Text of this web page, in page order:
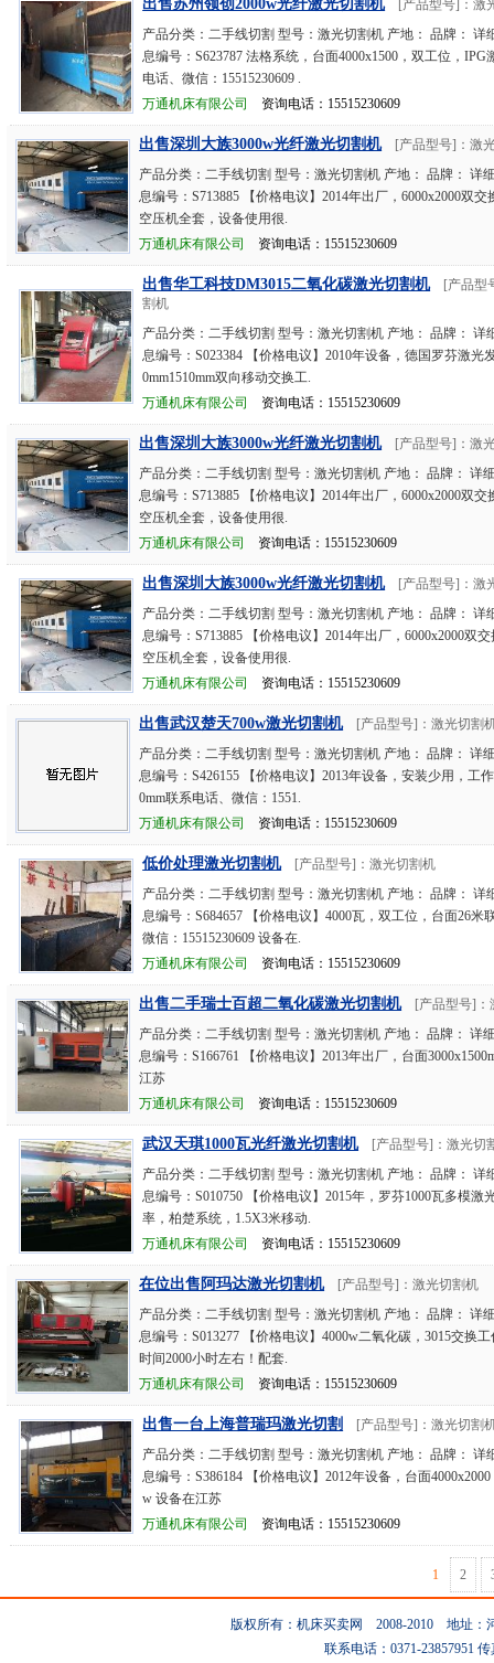
出售苏州领创2000w光纤激光切割机
[产品型号]：激
产品分类：二手线切割 型号：激光切割机 产地： 品牌： 详
息编号：S623787 法格系统，台面4000x1500，双工位，IPG
电话、微信：15515230609 .
万通机床有限公司
资询电话：15515230609
出售深圳大族3000w光纤激光切割机
[产品型号]：激
产品分类：二手线切割 型号：激光切割机 产地： 品牌： 详
息编号：S713885 【价格电议】2014年出厂，6000x2000双交
空压机全套，设备使用很.
万通机床有限公司
资询电话：15515230609
出售华工科技DM3015二氧化碳激光切割机
[产品型
割机
产品分类：二手线切割 型号：激光切割机 产地： 品牌： 详
息编号：S023384 【价格电议】2010年设备，德国罗芬激光
0mm1510mm双向移动交换工.
万通机床有限公司
资询电话：15515230609
出售深圳大族3000w光纤激光切割机
[产品型号]：激
产品分类：二手线切割 型号：激光切割机 产地： 品牌： 详
息编号：S713885 【价格电议】2014年出厂，6000x2000双交
空压机全套，设备使用很.
万通机床有限公司
资询电话：15515230609
出售深圳大族3000w光纤激光切割机
[产品型号]：激
产品分类：二手线切割 型号：激光切割机 产地： 品牌： 详
息编号：S713885 【价格电议】2014年出厂，6000x2000双
空压机全套，设备使用很.
万通机床有限公司
资询电话：15515230609
出售武汉楚天700w激光切割机
[产品型号]：激光切割
产品分类：二手线切割 型号：激光切割机 产地： 品牌： 详
息编号：S426155 【价格电议】2013年设备，安装少用，工
0mm联系电话、微信：1551.
万通机床有限公司
资询电话：15515230609
低价处理激光切割机
[产品型号]：激光切割机
产品分类：二手线切割 型号：激光切割机 产地： 品牌： 详
息编号：S684657 【价格电议】4000瓦，双工位，台面26米
微信：15515230609 设备在.
万通机床有限公司
资询电话：15515230609
出售二手瑞士百超二氧化碳激光切割机
[产品型号]：
产品分类：二手线切割 型号：激光切割机 产地： 品牌： 详
息编号：S166761 【价格电议】2013年出厂，台面
江苏
万通机床有限公司
资询电话：15515230609
武汉天琪1000瓦光纤激光切割机
[产品型号]：激光切
产品分类：二手线切割 型号：激光切割机 产地： 品牌： 详
息编号：S010750 【价格电议】2015年，罗芬1000瓦多模激
率，柏楚系统，1.5X3米移动.
万通机床有限公司
资询电话：15515230609
在位出售阿玛达激光切割机
[产品型号]：激光切割机
产品分类：二手线切割 型号：激光切割机 产地： 品牌： 详
息编号：S013277 【价格电议】4000w二氧化碳，3015交换
时间2000小时左右！配套.
万通机床有限公司
资询电话：15515230609
出售一台上海普瑞玛激光切割
[产品型号]：激光切割
产品分类：二手线切割 型号：激光切割机 产地： 品牌： 详
息编号：S386184 【价格电议】2012年设备，台面
w 设备在江苏
万通机床有限公司
资询电话：15515230609
1 2
版权所有：机床买卖网 2008-2010 地址：
联系电话：0371-23857951